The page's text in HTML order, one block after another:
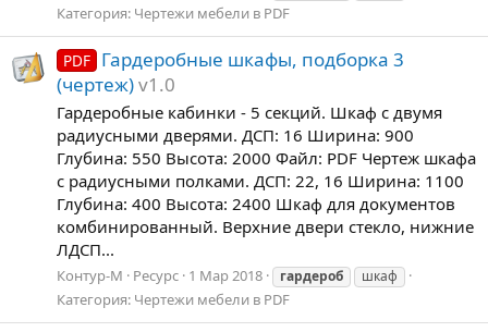
Категория: Чертежи мебели в PDF
PDF Гардеробные шкафы, подборка 3
(чертеж)v1.0
Гардеробные кабинки - 5 секций. Шкаф с двумя
радиусными дверями. ДСП: 16 Ширина: 900
Глубина: 550 Высота: 2000 Файл: PDF Чертеж шкафа
с радиусными полками. ДСП: 22, 16 Ширина: 1100
Глубина: 400 Высота: 2400 Шкаф для документов
комбинированный. Верхние двери стекло, нижние
ЛДСП...
Контур-М Ресурс 1 Мар 2018 гардероб шкаф
Категория: Чертежи мебели в PDF